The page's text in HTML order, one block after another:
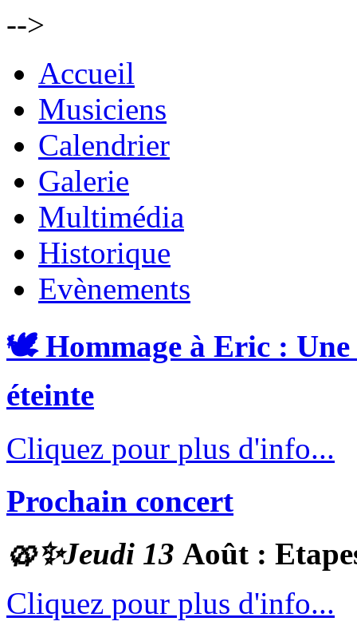
-->
Accueil
Musiciens
Calendrier
Galerie
Multimédia
Historique
Evènements
🕊️ Hommage à Eric : Une
éteinte
Cliquez pour plus d'info...
Prochain concert
🥨✨Jeudi 13 Août :
Cliquez pour plus d'info...